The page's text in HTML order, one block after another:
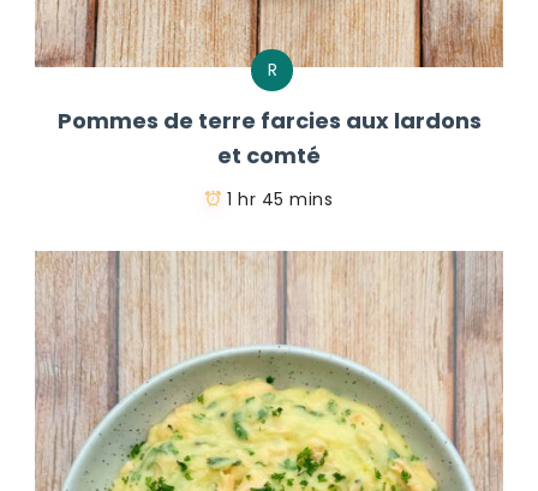
R
Pommes de terre farcies aux lardons
et comté
1 hr 45 mins